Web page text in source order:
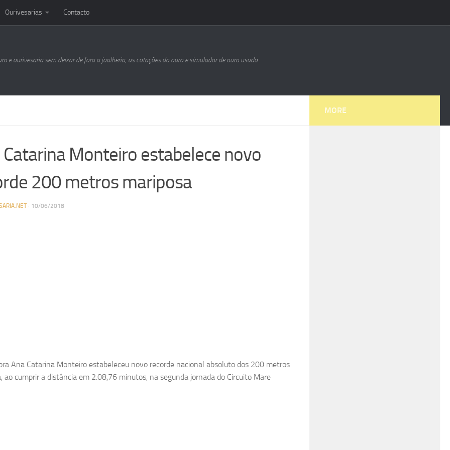
Ourivesarias Contacto
e ourivesaria sem deixar de fora a joalheria, as cotações do ouro e simulador de ouro usado
Catarina Monteiro estabelece novo
200 metros mariposa
· 10/06/2018
Ana Catarina Monteiro estabeleceu novo recorde nacional absoluto dos 200 metros
ao cumprir a distância em 2.08,76 minutos, na segunda jornada do Circuito Mare
MORE